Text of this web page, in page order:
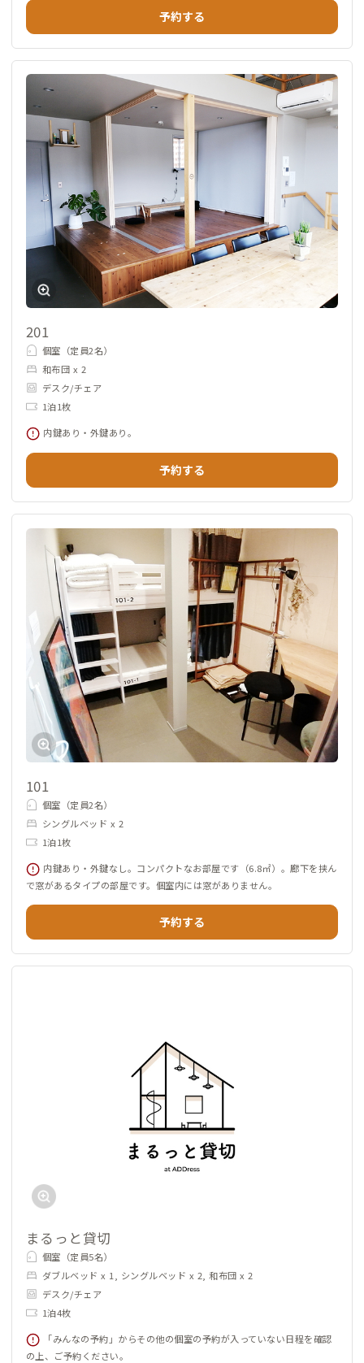
予約する
201
個室（定員2名）
和布団 x 2
デスク/チェア
1泊1枚
内鍵あり・外鍵あり。
予約する
101
個室（定員2名）
シングルベッド x 2
1泊1枚
内鍵あり・外鍵なし。コンパクトなお部屋です（6.8㎡）。廊下を挟ん
で窓があるタイプの部屋です。個室内には窓がありません。
予約する
まるっと貸切
個室（定員5名）
ダブルベッド x 1, シングルベッド x 2, 和布団 x 2
デスク/チェア
1泊4枚
「みんなの予約」からその他の個室の予約が入っていない日程を確認
の上、ご予約ください。